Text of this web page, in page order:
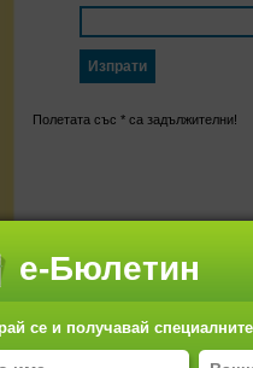
е-Бюлетин
се и получавай
Полетата със * са задължителни!